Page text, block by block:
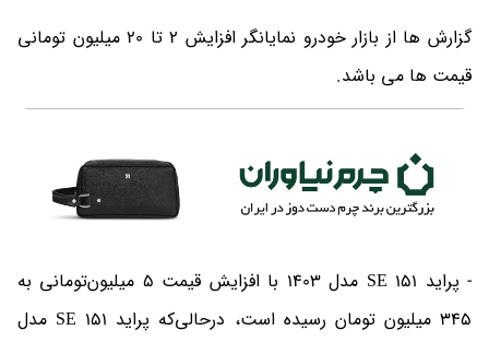
گزارش ها از بازار خودرو نمایانگر افزایش 2 تا 20 میلیون تومانی
قیمت ها می باشد.
- پراید 151 SE مدل 1403 با افزایش قیمت 5 میلیون‌تومانی به
345 میلیون تومان رسیده است، درحالی‌که پراید 151 SE مدل